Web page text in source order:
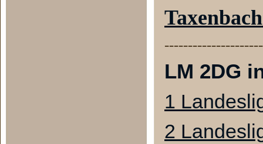
Taxenbach
LM 2DG
1
2